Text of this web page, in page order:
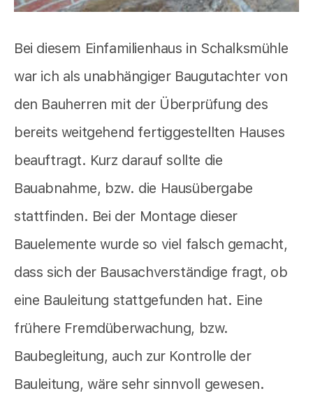
Bei diesem Einfamilienhaus in Schalksmühle
war ich als unabhängiger Baugutachter von
den Bauherren mit der Überprüfung des
bereits weitgehend fertiggestellten Hauses
beauftragt. Kurz darauf sollte die
Bauabnahme, bzw. die Hausübergabe
stattfinden. Bei der Montage dieser
Bauelemente wurde so viel falsch gemacht,
dass sich der Bausachverständige fragt, ob
eine Bauleitung stattgefunden hat. Eine
frühere Fremdüberwachung, bzw.
Baubegleitung, auch zur Kontrolle der
Bauleitung, wäre sehr sinnvoll gewesen.